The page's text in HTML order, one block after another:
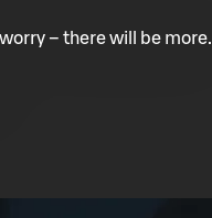
– there will be more.